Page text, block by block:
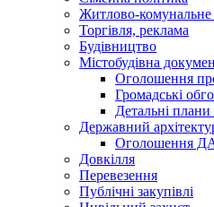
Житлово-комунальне
Торгівля, реклама
Будівництво
Містобудівна
Оголошення
Громадські
Детальні плани
Державний
Оголошення
Довкілля
Перевезення
Публічні закупівлі